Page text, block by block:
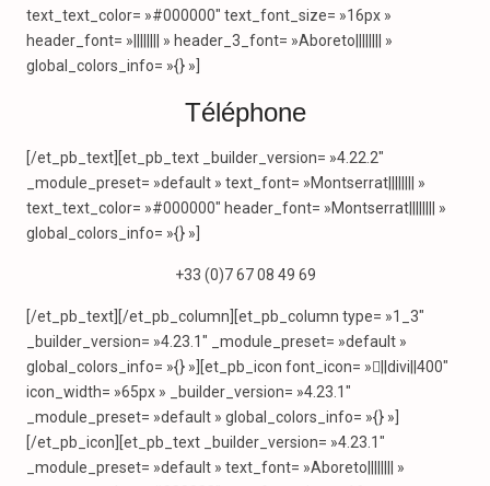
text_text_color= »#000000″ text_font_size= »16px »
header_font= »|||||||| » header_3_font= »Aboreto|||||||| »
global_colors_info= »{} »]
Téléphone
[/et_pb_text][et_pb_text _builder_version= »4.22.2″
_module_preset= »default » text_font= »Montserrat|||||||| »
text_text_color= »#000000″ header_font= »Montserrat|||||||| »
global_colors_info= »{} »]
+33 (0)7 67 08 49 69
[/et_pb_text][/et_pb_column][et_pb_column type= »1_3″
_builder_version= »4.23.1″ _module_preset= »default »
global_colors_info= »{} »][et_pb_icon font_icon= »||divi||400″
icon_width= »65px » _builder_version= »4.23.1″
_module_preset= »default » global_colors_info= »{} »]
[/et_pb_icon][et_pb_text _builder_version= »4.23.1″
_module_preset= »default » text_font= »Aboreto|||||||| »